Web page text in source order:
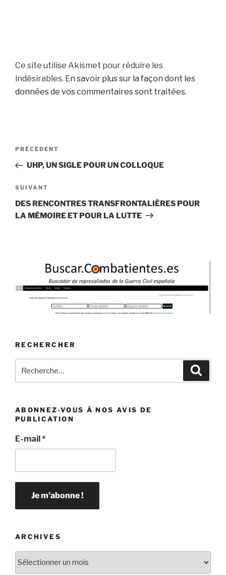
Ce site utilise Akismet pour réduire les
indésirables. En savoir plus sur la façon dont les
données de vos commentaires sont traitées.
Navigation
l’article
Article
précédent
PRÉCÉDENT
UHP, UN SIGLE POUR UN COLLOQUE
Article
suivant
SUIVANT
DES RENCONTRES TRANSFRONTALIÈRES POUR
LA MÉMOIRE ET POUR LA LUTTE
RECHERCHER
ABONNEZ-VOUS À NOS AVIS DE
PUBLICATION
E-mail*
ARCHIVES